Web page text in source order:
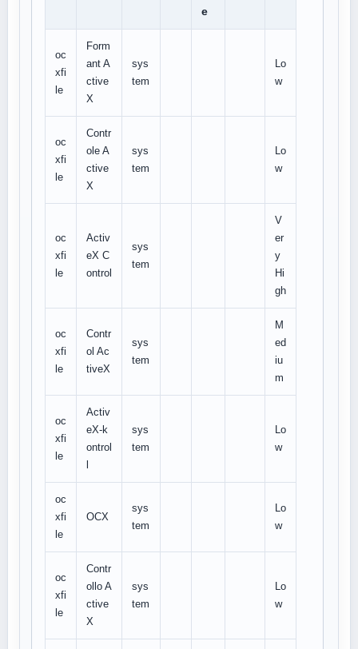
e
oc
xfi
le
Form
ant A
ctive
X
sys
tem
Lo
w
oc
xfi
le
Contr
ole A
ctive
X
sys
tem
Lo
w
oc
xfi
le
Activ
eX C
ontrol
sys
tem
V
er
y
Hi
gh
oc
xfi
le
Contr
ol Ac
tiveX
sys
tem
M
ed
iu
m
oc
xfi
le
Activ
eX-k
ontrol
sys
tem
Lo
w
oc
xfi
le
OCX
sys
tem
Lo
w
oc
xfi
le
Contr
ollo A
ctive
X
sys
tem
Lo
w